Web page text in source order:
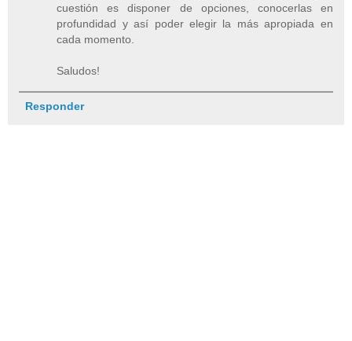
cuestión es disponer de opciones, conocerlas en
profundidad y así poder elegir la más apropiada en
cada momento.
Saludos!
Responder